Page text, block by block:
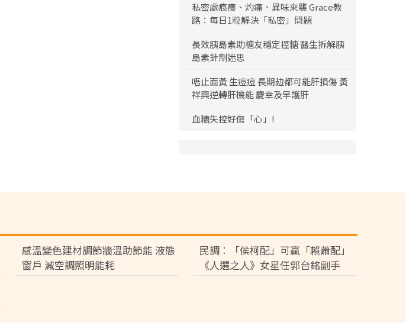
私密處痕癢、灼痛、異味來襲 Grace教
路：每日1粒解決「私密」問題
長效胰島素助糖友穩定控糖 醫生拆解胰
島素針劑迷思
唔止面黃 生痘痘 長期攰都可能肝損傷 黃
祥興逆轉肝機能 慶幸及早護肝
血糖失控好傷「心」!
感溫變色建材調節牆溫助節能 液態
窗戶 減空調照明能耗
民調︰「侯柯配」可贏「賴蕭配」
《人選之人》女星任郭台銘副手